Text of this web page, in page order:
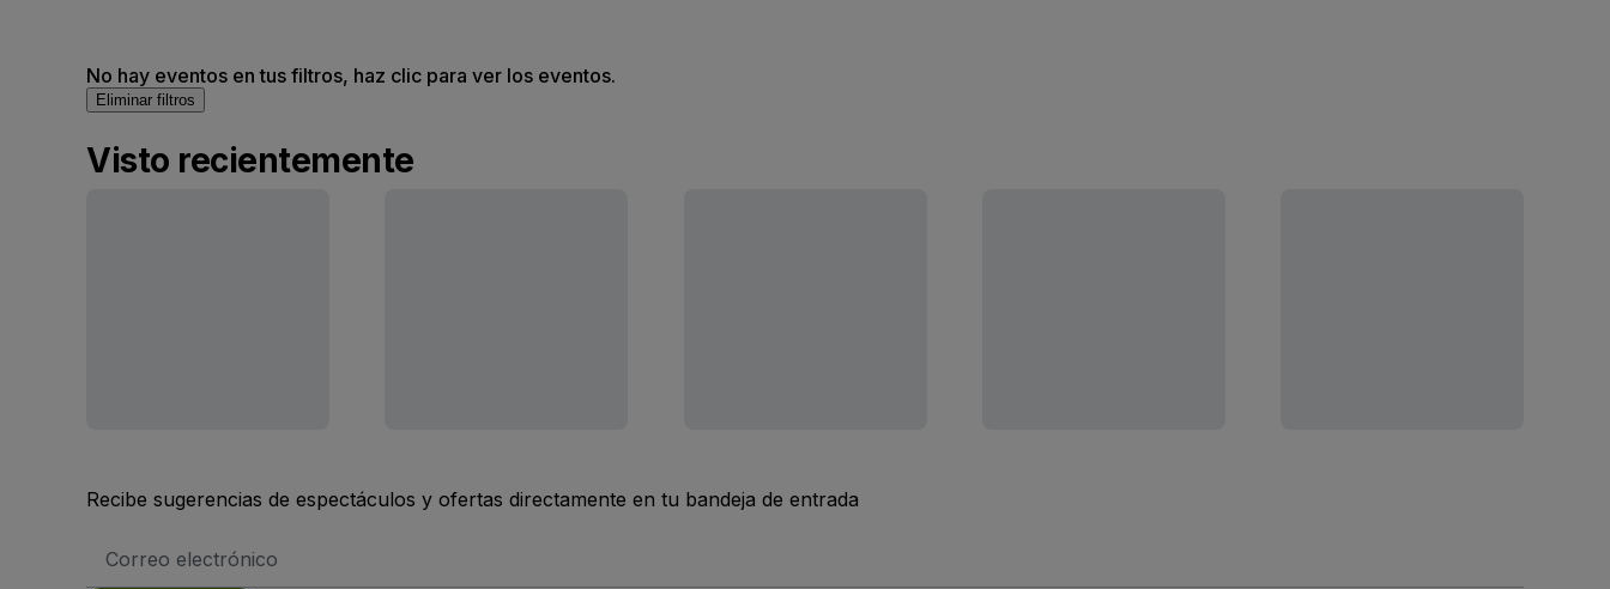
No hay eventos en tus filtros, haz clic para ver los eventos.
Eliminar filtros
Visto recientemente
Recibe sugerencias de espectáculos y ofertas directamente en tu bandeja de entrada
de